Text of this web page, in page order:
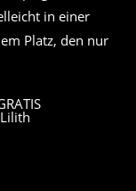
in einer
Platz, den nur